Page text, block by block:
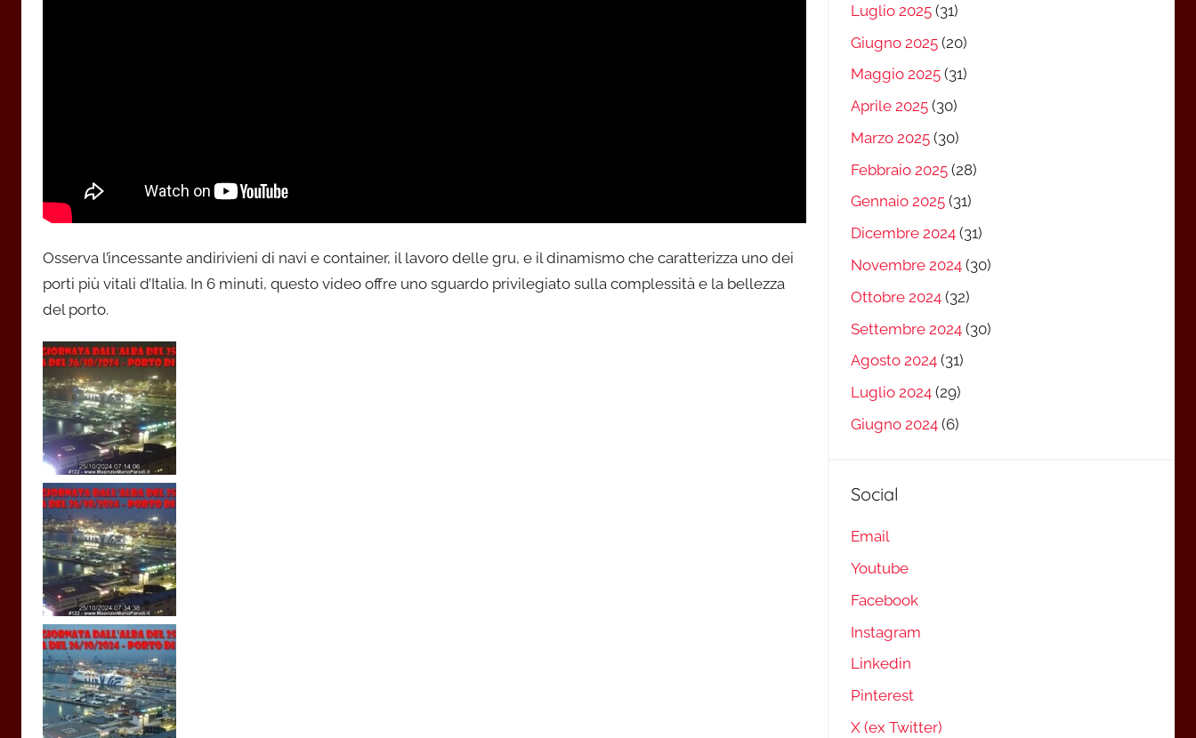
Osserva l’incessante andirivieni di navi e container, il lavoro delle gru, e il dinamismo che caratterizza uno dei
porti più vitali d’Italia. In 6 minuti, questo video offre uno sguardo privilegiato sulla complessità e la bellezza
del porto.
Luglio 2025(31)
Giugno 2025(20)
Maggio 2025(31)
Aprile 2025(30)
Marzo 2025(30)
Febbraio 2025(28)
Gennaio 2025(31)
Dicembre 2024(31)
Novembre 2024(30)
Ottobre 2024(32)
Settembre 2024(30)
Agosto 2024(31)
Luglio 2024(29)
Giugno 2024(6)
Social
Email
Youtube
Facebook
Instagram
Linkedin
Pinterest
X (ex Twitter)